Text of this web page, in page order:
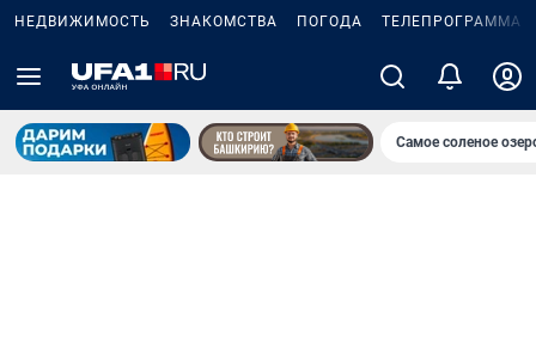
НЕДВИЖИМОСТЬ ЗНАКОМСТВА ПОГОДА ТЕЛЕПРОГРАММА
Самое соленое